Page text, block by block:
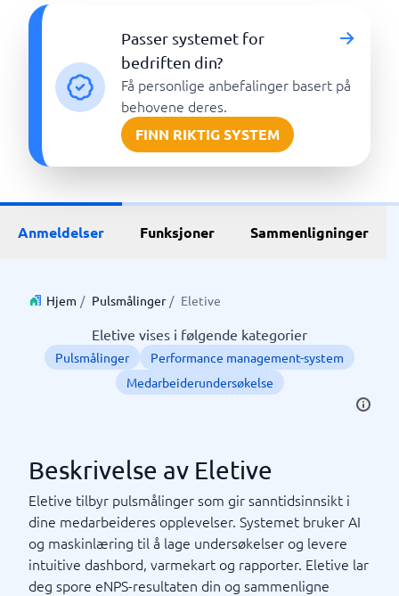
Passer systemet for
bedriften din?
Få personlige anbefalinger basert på
behovene deres.
FINN RIKTIG SYSTEM
Anmeldelser Funksjoner Sammenligninger
Hjem / Pulsmålinger / Eletive
Eletive vises i følgende kategorier
Pulsmålinger
Performance management-system
Medarbeiderundersøkelse
Beskrivelse av Eletive
Eletive tilbyr pulsmålinger som gir sanntidsinnsikt i
dine medarbeideres opplevelser. Systemet bruker AI
og maskinlæring til å lage undersøkelser og levere
intuitive dashbord, varmekart og rapporter. Eletive lar
deg spore eNPS-resultaten din og sammenligne